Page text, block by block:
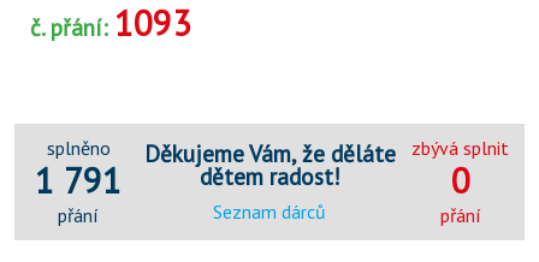
č. přání: 1093
splněno
1 791
přání
Děkujeme Vám, že děláte
dětem radost!
Seznam dárců
zbývá splnit
0
přání